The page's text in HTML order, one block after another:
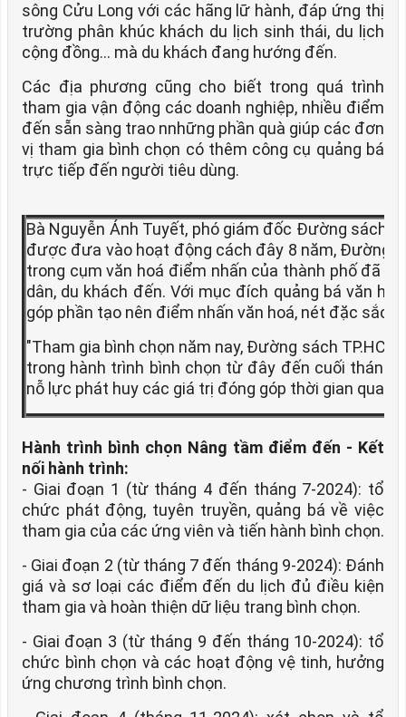
sông Cửu Long với các hãng lữ hành, đáp ứng thị
trường phân khúc khách du lịch sinh thái, du lịch
cộng đồng… mà du khách đang hướng đến.
Các địa phương cũng cho biết trong quá trình
tham gia vận động các doanh nghiệp, nhiều điểm
đến sẵn sàng trao nnhững phần quà giúp các đơn
vị tham gia bình chọn có thêm công cụ quảng bá
trực tiếp đến người tiêu dùng.
Bà Nguyễn Ánh Tuyết, phó giám đốc Đường sách
được đưa vào hoạt động cách đây 8 năm, Đường
trong cụm văn hoá điểm nhấn của thành phố đã
dân, du khách đến. Với mục đích quảng bá văn
góp phần tạo nên điểm nhấn văn hoá, nét đặc sắc
"Tham gia bình chọn năm nay, Đường sách
trong hành trình bình chọn từ đây đến cuối tháng
nỗ lực phát huy các giá trị đóng góp thời gian qua",
Hành trình bình chọn Nâng tầm điểm đến - Kết
nối hành trình:
- Giai đoạn 1 (từ tháng 4 đến tháng 7-2024): tổ
chức phát động, tuyên truyền, quảng bá về việc
tham gia của các ứng viên và tiến hành bình chọn.
- Giai đoạn 2 (từ tháng 7 đến tháng 9-2024): Đánh
giá và sơ loại các điểm đến du lịch đủ điều kiện
tham gia và hoàn thiện dữ liệu trang bình chọn.
- Giai đoạn 3 (từ tháng 9 đến tháng 10-2024): tổ
chức bình chọn và các hoạt động vệ tinh, hưởng
ứng chương trình bình chọn.